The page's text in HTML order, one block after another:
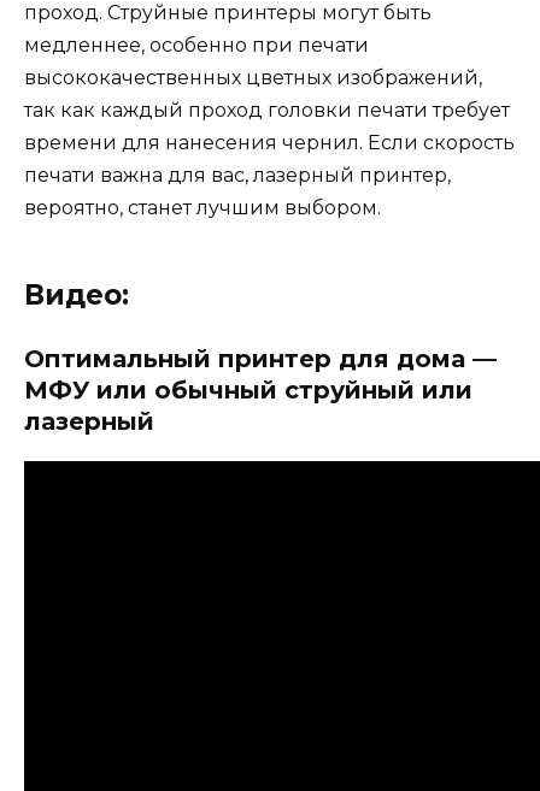
проход. Струйные принтеры могут быть
медленнее, особенно при печати
высококачественных цветных изображений,
так как каждый проход головки печати требует
времени для нанесения чернил. Если скорость
печати важна для вас, лазерный принтер,
вероятно, станет лучшим выбором.
Видео:
Оптимальный принтер для дома —
МФУ или обычный струйный или
лазерный